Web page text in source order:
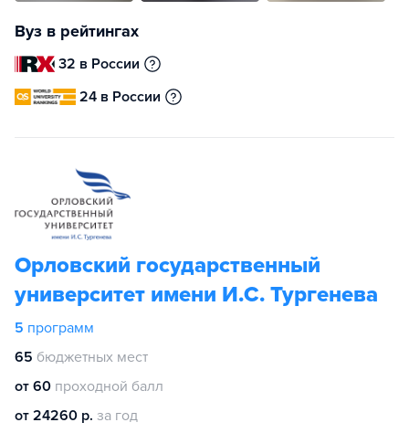
Вуз в рейтингах
32 в России
24 в России
Орловский государственный
университет имени И.С. Тургенева
5 программ
65 бюджетных мест
от 60 проходной балл
от 24260 р. за год